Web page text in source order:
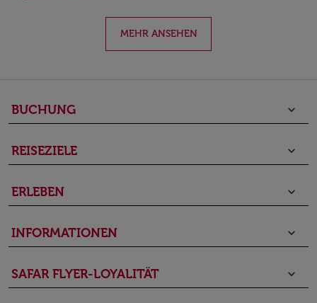
MEHR ANSEHEN
BUCHUNG keyboard_arrow_down
REISEZIELE keyboard_arrow_down
ERLEBEN keyboard_arrow_down
INFORMATIONEN keyboard_arrow_down
SAFAR FLYER-LOYALITÄT keyboard_arrow_down